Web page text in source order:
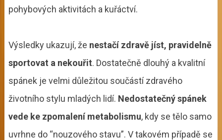
pohybových aktivitách a kuřáctví.
Výsledky ukazují, že nestačí zdravě jíst, pravidelně
sportovat a nekouřit. Dostatečně dlouhý a kvalitní
spánek je velmi důležitou součástí zdravého
životního stylu mladých lidí. Nedostatečný spánek
vede ke zpomalení metabolismu, kdy se tělo samo
uvrhne do “nouzového stavu”. V takovém případě se